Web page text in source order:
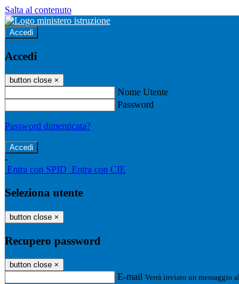
Salta al contenuto
Accedi
Accedi
button close ×
Nome Utente
Password
Password dimenticata?
-
Entra con SPID Entra con CIE
Seleziona utente
button close ×
Recupero password
button close ×
E-mail Verrà inviato un messaggio